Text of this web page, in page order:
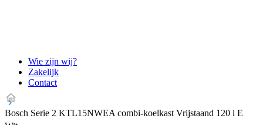
Wie zijn wij?
Zakelijk
Contact
Bosch Serie 2 KTL15NWEA combi-koelkast Vrijstaand 120 l E